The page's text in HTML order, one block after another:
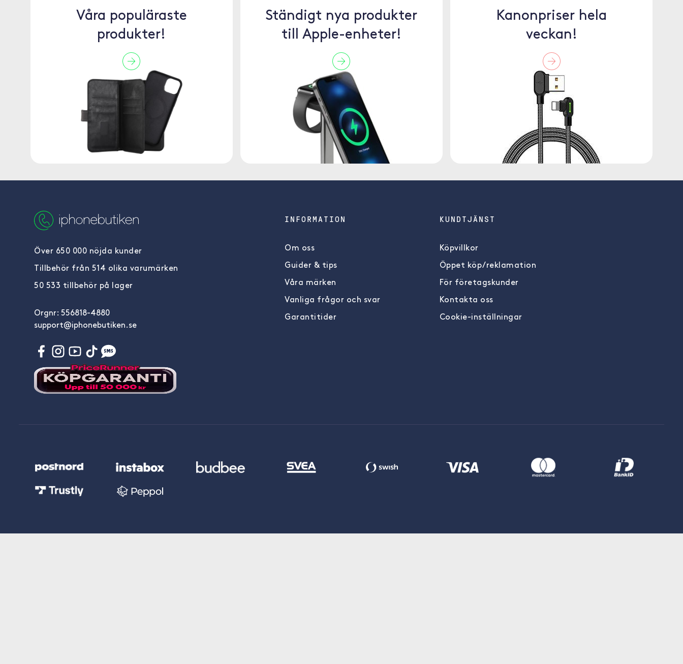
Våra populäraste
produkter!
Ständigt nya produkter
till Apple-enheter!
Kanonpriser hela
veckan!
Över 650 000 nöjda kunder
Tillbehör från 514 olika varumärken
50 533 tillbehör på lager
Orgnr: 556818-4880
support@iphonebutiken.se
INFORMATION
Om oss
Guider & tips
Våra märken
Vanliga frågor och svar
Garantitider
KUNDTJÄNST
Köpvillkor
Öppet köp/reklamation
För företagskunder
Kontakta oss
Cookie-inställningar